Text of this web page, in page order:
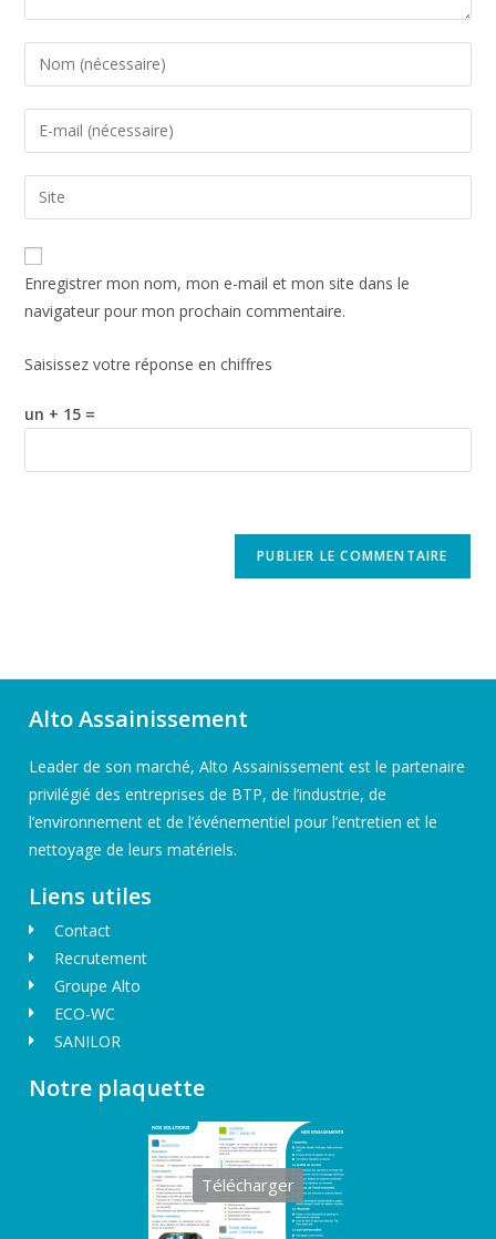
Enregistrer mon nom, mon e-mail et mon site dans le
navigateur pour mon prochain commentaire.
Saisissez votre réponse en chiffres
un + 15 =
Alto Assainissement
Leader de son marché, Alto Assainissement est le partenaire
privilégié des entreprises de BTP, de l’industrie, de
l’environnement et de l’événementiel pour l’entretien et le
nettoyage de leurs matériels.
Liens utiles
Contact
Recrutement
Groupe Alto
ECO-WC
SANILOR
Notre plaquette
Télécharger